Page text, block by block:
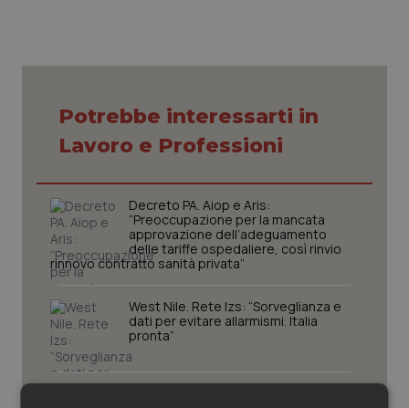
Provincia Autonoma di Bolzano
Provincia Autonoma di Trento
Puglia
Sardegna
Sicilia
Toscana
Umbria
Infezioni & Febbre
Ipertensione & Scompenso
Malattie rare
Malattia di Crohn & Rettocolite Ulcerosa
Neuroscienze & patologie neurodegenerative
Obesità
Oftalmologia
Potrebbe interessarti in
Lavoro e Professioni
Decreto PA. Aiop e Aris:
“Preoccupazione per la mancata
approvazione dell’adeguamento
delle tariffe ospedaliere, così rinvio
rinnovo contratto sanità privata”
West Nile. Rete Izs: “Sorveglianza e
dati per evitare allarmismi. Italia
pronta”